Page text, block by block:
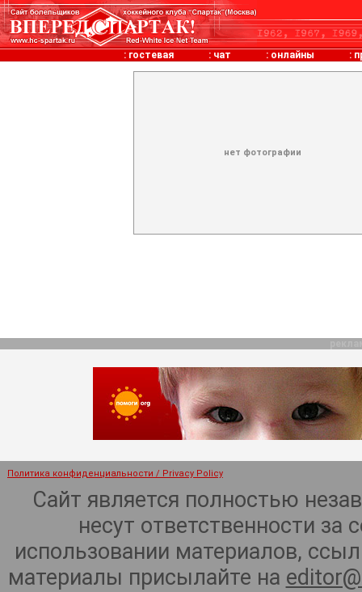
: гостевая : чат : онлайны :
нет фотографии
Политика конфиденциальности / Privacy Policy
Сайт является полностью
несут ответственности
использовании материалов,
материалы присылайте на